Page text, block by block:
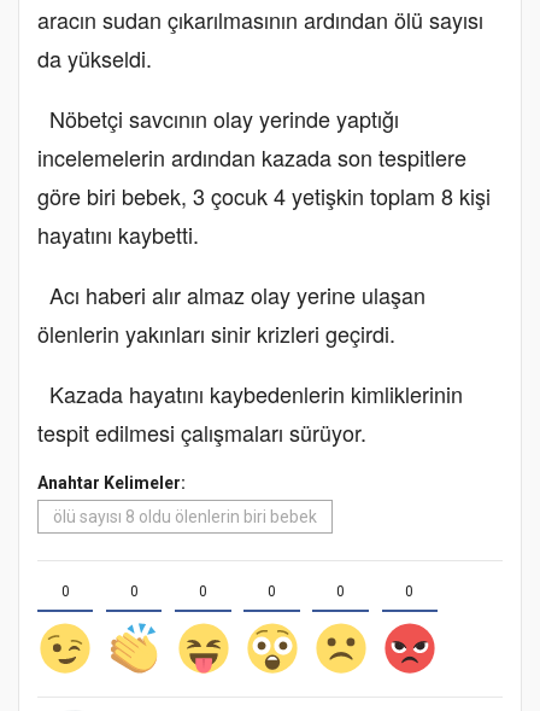
aracın sudan çıkarılmasının ardından ölü sayısı
da yükseldi.
Nöbetçi savcının olay yerinde yaptığı
incelemelerin ardından kazada son tespitlere
göre biri bebek, 3 çocuk 4 yetişkin toplam 8 kişi
hayatını kaybetti.
Acı haberi alır almaz olay yerine ulaşan
ölenlerin yakınları sinir krizleri geçirdi.
Kazada hayatını kaybedenlerin kimliklerinin
tespit edilmesi çalışmaları sürüyor.
Anahtar Kelimeler:
ölü sayısı 8 oldu ölenlerin biri bebek
0 0 0 0 0 0